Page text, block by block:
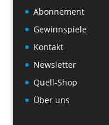
Abonnement
Gewinnspiele
Kontakt
Newsletter
Quell-Shop
Über uns